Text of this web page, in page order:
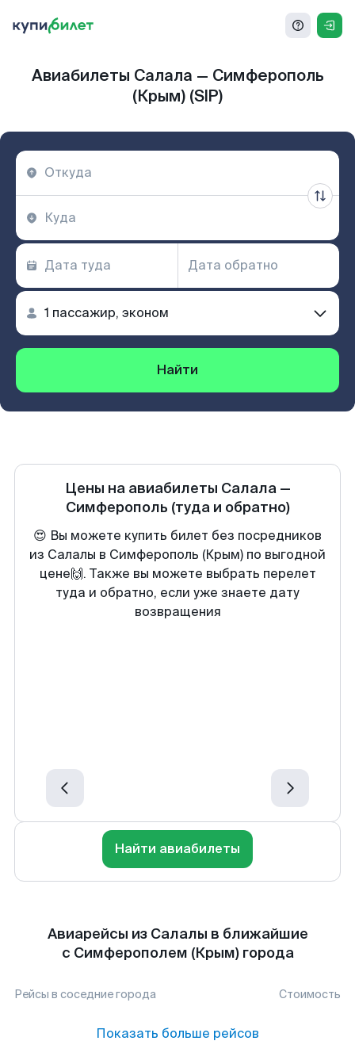
Авиабилеты Салала — Симферополь
(Крым) (SIP)
Найти
Цены на авиабилеты Салала—
Симферополь (туда и обратно)
😍 Вы можете купить билет без посредников
из Салалы в Симферополь (Крым) по выгодной
цене🙌. Также вы можете выбрать перелет
туда и обратно, если уже знаете дату
возвращения
Найти авиабилеты
Авиарейсы из Салалы в ближайшие
с Симферополем (Крым) города
Рейсы в соседние города Стоимость
Показать больше рейсов